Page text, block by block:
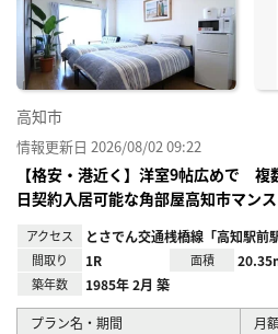
高知市
情報更新日 2026/08/02 09:22
【格安・港近く】洋室9帖広めで 複
日契約入居可能な角部屋高知市マン
アクセス とさでん交通桟橋線「高知駅前
間取り 1R 面積
築年数 1985年 2月 築
プラン名・期間 月